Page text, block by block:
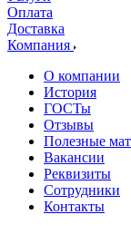
Оплата
Доставка
Компания
О компании
История
ГОСТы
Отзывы
Полезные
Вакансии
Реквизиты
Сотрудники
Контакты